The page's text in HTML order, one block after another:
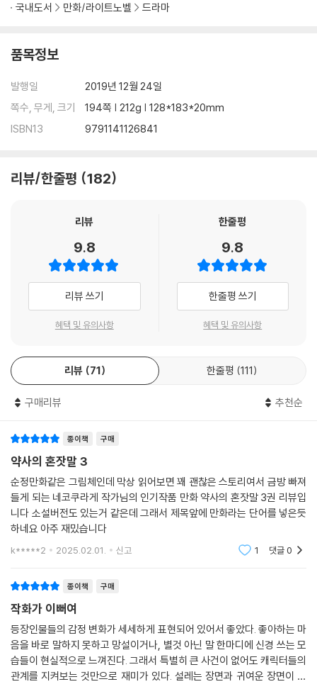
국내도서
만화/라이트노벨 드라마
품목정보
발행일
2019년 12월 24일
쪽수, 무게, 크기
194쪽 | 212g | 128*183*20mm
ISBN13
9791141126841
리뷰/한줄평 182
리뷰
9.8
리뷰 쓰기
혜택 및 유의사항
한줄평
9.8
한줄평 쓰기
혜택 및 유의사항
리뷰 71 한줄평 111
구매리뷰 추천순
종이책 구매
약사의 혼잣말 3
순정만화같은 그림체인데 막상 읽어보면 꽤 괜찮은 스토리여서 금방 빠져
들게 되는 네코쿠라게 작가님의 인기작품 만화 약사의 혼잣말 3권 리뷰입
니다 소설버전도 있는거 같은데 그래서 제목앞에 만화라는 단어를 넣은듯
하네요 아주 재밌습니다
k*****2 2025.02.01. 신고 1 댓글0
종이책 구매
작화가 이뻐여
등장인물들의 감정 변화가 세세하게 표현되어 있어서 좋았다. 좋아하는 마
음을 바로 말하지 못하고 망설이거나, 별것 아닌 말 한마디에 신경 쓰는 모
습들이 현실적으로 느껴진다. 그래서 특별히 큰 사건이 없어도 캐릭터들의
관계를 지켜보는 것만으로 재미가 있다. 설레는 장면과 귀여운 장면이 적